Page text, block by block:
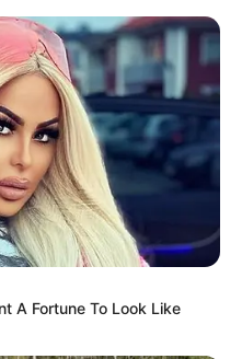
A Fortune To Look Like